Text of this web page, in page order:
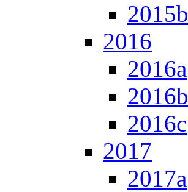
2015b
2016
2016a
2016b
2016c
2017
2017a